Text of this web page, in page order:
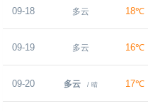
09-18 多云 18℃
09-19 多云 16℃
09-20 多云 / 晴 17℃